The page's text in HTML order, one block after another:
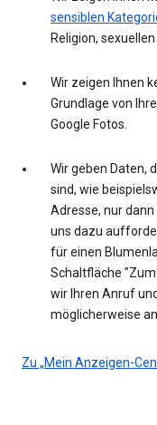
sensiblen
Religion,
Wir zeigen Ihnen
Grundlage von
Google Fotos.
Wir geben Daten,
sind, wie
Adresse, nur
uns dazu
für einen
Schaltfläche
wir Ihren Anruf
möglicherweise
Zu „Mein Anzeigen-